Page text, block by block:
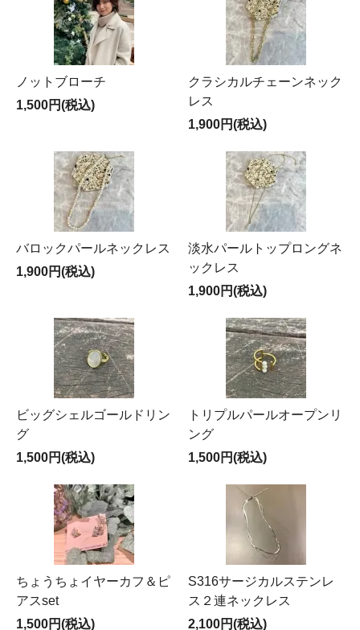
ノットブローチ
1,500円(税込)
クラシカルチェーンネック
レス
1,900円(税込)
バロックパールネックレス
1,900円(税込)
淡水パールトップロングネ
ックレス
1,900円(税込)
ビッグシェルゴールドリン
グ
1,500円(税込)
トリプルパールオープンリ
ング
1,500円(税込)
ちょうちょイヤーカフ＆ピ
アスset
1,500円(税込)
S316サージカルステンレ
ス２連ネックレス
2,100円(税込)